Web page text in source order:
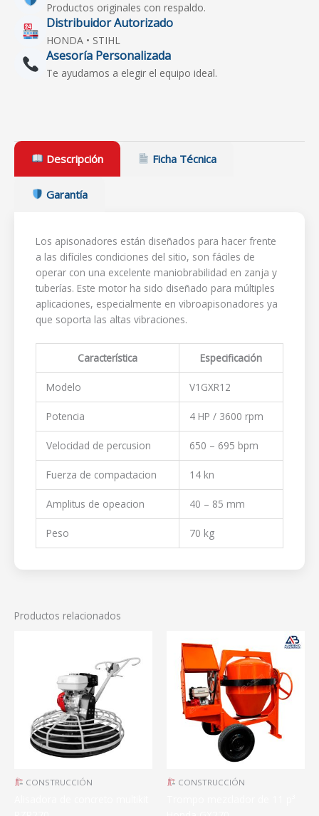
Productos originales con respaldo.
Distribuidor Autorizado
HONDA • STIHL
Asesoría Personalizada
Te ayudamos a elegir el equipo ideal.
Descripción Ficha Técnica
Garantía
Los apisonadores están diseñados para hacer frente
a las difíciles condiciones del sitio, son fáciles de
operar con una excelente maniobrabilidad en zanja y
tuberías. Este motor ha sido diseñado para múltiples
aplicaciones, especialmente en vibroapisonadores ya
que soporta las altas vibraciones.
Característica Especificación
Modelo V1GXR12
Potencia 4 HP / 3600 rpm
Velocidad de percusion 650 – 695 bpm
Fuerza de compactacion 14 kn
Amplitus de opeacion 40 – 85 mm
Peso 70 kg
Productos relacionados
CONSTRUCCIÓN CONSTRUCCIÓN